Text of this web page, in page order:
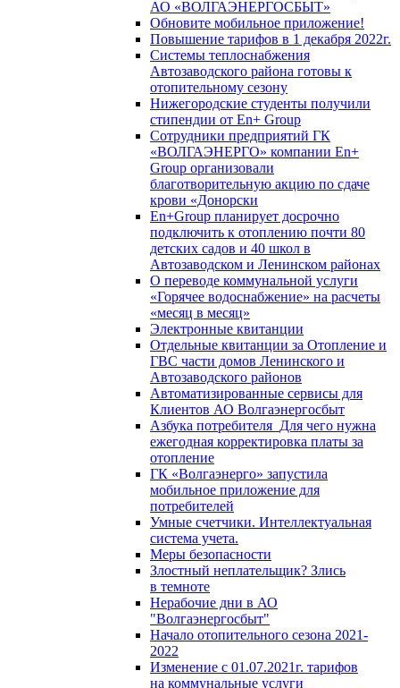
АО «ВОЛГАЭНЕРГОСБЫТ»
Обновите мобильное приложение!
Повышение тарифов в 1 декабря 2022г.
Системы теплоснабжения
Автозаводского района готовы к
отопительному сезону
Нижегородские студенты получили
стипендии от En+ Group
Сотрудники предприятий ГК
«ВОЛГАЭНЕРГО» компании En+
Group организовали
благотворительную акцию по сдаче
крови «Донорски
En+Group планирует досрочно
подключить к отоплению почти 80
детских садов и 40 школ в
Автозаводском и Ленинском районах
О переводе коммунальной услуги
«Горячее водоснабжение» на расчеты
«месяц в месяц»
Электронные квитанции
Отдельные квитанции за Отопление и
ГВС части домов Ленинского и
Автозаводского районов
Автоматизированные сервисы для
Клиентов АО Волгаэнергосбыт
Азбука потребителя_Для чего нужна
ежегодная корректировка платы за
отопление
ГК «Волгаэнерго» запустила
мобильное приложение для
потребителей
Умные счетчики. Интеллектуальная
система учета.
Меры безопасности
Злостный неплательщик? Злись
в темноте
Нерабочие дни в АО
"Волгаэнергосбыт"
Начало отопительного сезона 2021-
2022
Изменение с 01.07.2021г. тарифов
на коммунальные услуги